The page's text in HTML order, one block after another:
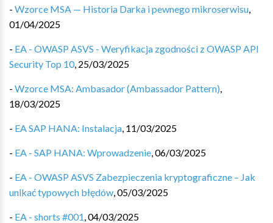
- Wzorce MSA — Historia Darka i pewnego mikroserwisu,
01/04/2025
- EA - OWASP ASVS - Weryfikacja zgodności z OWASP API
Security Top 10, 25/03/2025
- Wzorce MSA: Ambasador (Ambassador Pattern),
18/03/2025
- EA SAP HANA: Instalacja, 11/03/2025
- EA - SAP HANA: Wprowadzenie,06/03/2025
- EA - OWASP ASVS Zabezpieczenia kryptograficzne – Jak
unikać typowych błędów,05/03/2025
- EA - shorts #001,04/03/2025